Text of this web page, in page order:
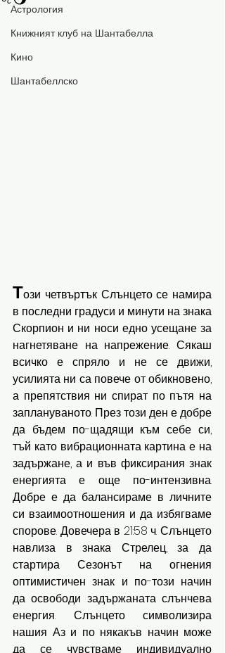
Астрология
Книжният клуб на Шантабелла
Кино
Шантабеллско
Този четвъртък Слънцето се намира
в последни градуси и минути на знака
Скорпион и ни носи едно усещане за
нагнетяване на напрежение. Сякаш
всичко е спряло и не се движи,
усилията ни са повече от обикновено,
а препятствия ни спират по пътя на
заплануваното. През този ден е добре
да бъдем по-щадящи към себе си,
тъй като вибрационната картина е на
задържане, а и във фиксирания знак
енергията е още по-интензивна.
Добре е да балансираме в личните
си взаимоотношения и да избягваме
спорове. Довечера в 21:58 ч. Слънцето
навлиза в знака Стрелец, за да
стартира Сезонът на огнения
оптимистичен знак и по-този начин
да освободи задържаната слънчева
енергия. Слънцето символизира
нашия Аз и по някакъв начин може
да се чувстваме индивидуално